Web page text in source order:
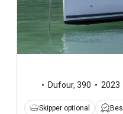
Dufour, 390 2023
Skipper optional